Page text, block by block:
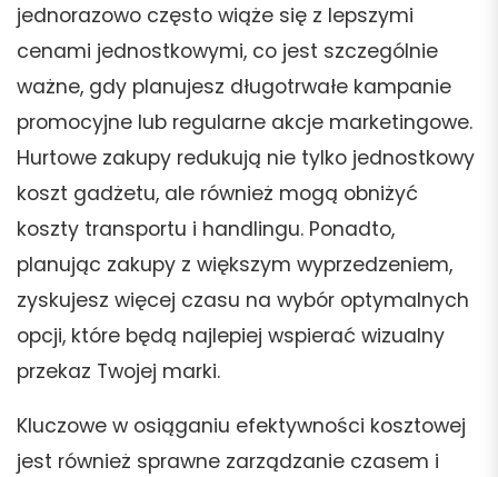
jednorazowo często wiąże się z lepszymi
cenami jednostkowymi, co jest szczególnie
ważne, gdy planujesz długotrwałe kampanie
promocyjne lub regularne akcje marketingowe.
Hurtowe zakupy redukują nie tylko jednostkowy
koszt gadżetu, ale również mogą obniżyć
koszty transportu i handlingu. Ponadto,
planując zakupy z większym wyprzedzeniem,
zyskujesz więcej czasu na wybór optymalnych
opcji, które będą najlepiej wspierać wizualny
przekaz Twojej marki.
Kluczowe w osiąganiu efektywności kosztowej
jest również sprawne zarządzanie czasem i